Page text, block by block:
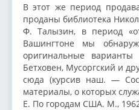
В этот же период
проданы библиотека
Ф. Талызин, в период
Вашингтоне мы
оригинальные варианты
Бетховен, Мусоргский и
сюда (курсив наш. —
материалы, о которых
Е. По городам США. М.,